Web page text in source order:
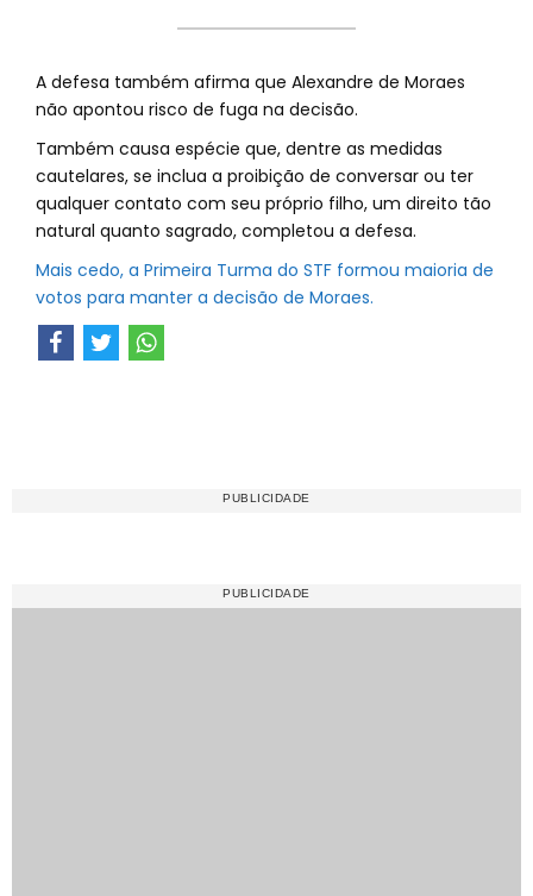
A defesa também afirma que Alexandre de Moraes
não apontou risco de fuga na decisão.
Também causa espécie que, dentre as medidas
cautelares, se inclua a proibição de conversar ou ter
qualquer contato com seu próprio filho, um direito tão
natural quanto sagrado, completou a defesa.
Mais cedo, a Primeira Turma do STF formou maioria de
votos para manter a decisão de Moraes.